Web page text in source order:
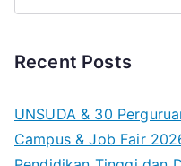
Recent Posts
UNSUDA & 30
Campus & Job Fair